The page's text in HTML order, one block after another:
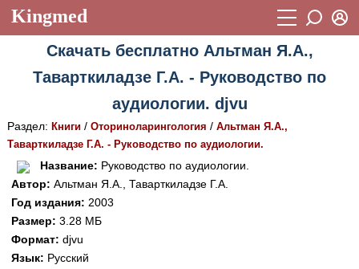
Kingmed
Учебный материал
Видеогалерея 899
Истории болезней 1268
Лекции и презентации 2474
Аккредитационные тесты
Методические рекомендации
Восстановить пароль
Регистрация
Скачать бесплатно Альтман Я.А.,
Таварткиладзе Г.А. - Руководство по
аудиологии. djvu
Раздел: Книги/ Оториноларингология / Альтман Я.А.,
Таварткиладзе Г.А. - Руководство по аудиологии.
Название: Руководство по аудиологии.
Автор: Альтман Я.А., Таварткиладзе Г.А.
Год издания: 2003
Размер: 3.28 МБ
Формат: djvu
Язык: Русский